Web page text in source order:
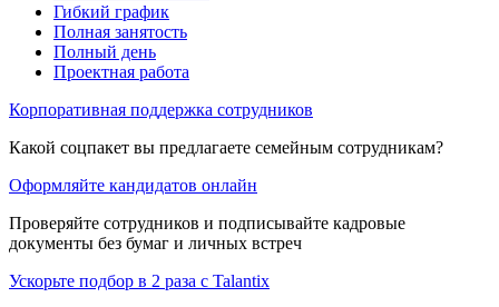
Гибкий график
Полная занятость
Полный день
Проектная работа
Корпоративная поддержка сотрудников
Какой соцпакет вы предлагаете семейным сотрудникам?
Оформляйте кандидатов онлайн
Проверяйте сотрудников и подписывайте кадровые
документы без бумаг и личных встреч
Ускорьте подбор в 2 раза с Talantix